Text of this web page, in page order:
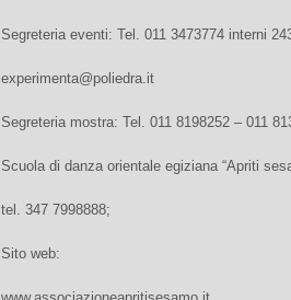
Segreteria eventi: Tel. 011 3473774 interni
experimenta@poliedra.it
Segreteria mostra: Tel. 011 8198252 – 011
Scuola di danza orientale egiziana “Apriti
tel. 347 7998888;
Sito web: